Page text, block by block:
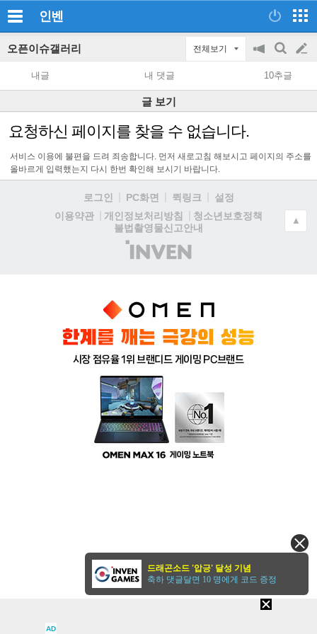
인벤
오픈이슈갤러리 전체보기
공
지
on/off
검
색
글
쓰
기
내글 내 댓글 10추글
글 보기
요청하신 페이지를 찾을 수 없습니다.
서비스 이용에 불편을 드려 죄송합니다. 먼저 새로고침 해보시고 페이지의 주소를
올바르게 입력했는지 다시 한번 확인해 보시기 바랍니다.
로그인 PC화면 퀵링크
설정
이용약관
개인정보처리방침
청소년보호정책
불법촬영물신고안내
(주)
인
▲
AD
드래곤소드 '압긍' 달성 기념
축하 댓글달면 10 명에게 코드 증정